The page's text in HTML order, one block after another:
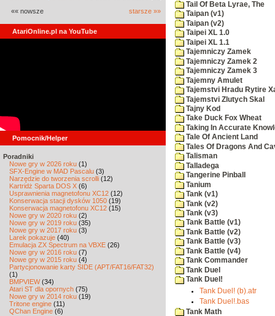
«« nowsze starsze »»
AtariOnline.pl na YouTube
Pomocnik/Helper
Poradniki
Nowe gry w 2026 roku (1)
SFX-Engine w MAD Pascalu (3)
Narzędzie do tworzenia scrolli (12)
Kartridż Sparta DOS X (6)
Usprawnienia magnetofonu XC12 (12)
Konserwacja stacji dysków 1050 (19)
Konserwacja magnetofonu XC12 (15)
Nowe gry w 2020 roku (2)
Nowe gry w 2019 roku (35)
Nowe gry w 2017 roku (3)
Larek pokazuje (40)
Emulacja ZX Spectrum na VBXE (26)
Nowe gry w 2016 roku (7)
Nowe gry w 2015 roku (4)
Partycjonowanie karty SIDE (APT/FAT16/FAT32)
(1)
BMPVIEW(34)
Atari ST dla opornych (75)
Nowe gry w 2014 roku (19)
Tritone engine (11)
QChan Engine (6)
Tail Of Beta Lyrae, The
Taipan (v1)
Taipan (v2)
Taipei XL 1.0
Taipei XL 1.1
Tajemniczy Zamek
Tajemniczy Zamek 2
Tajemniczy Zamek 3
Tajemny Amulet
Tajemstvi Hradu Rytire
Tajemstvi Zlutych Skal
Tajny Kod
Take Duck Fox Wheat
Taking In Accurate
Tale Of Ancient Land
Tales Of Dragons And
Talisman
Talladega
Tangerine Pinball
Tanium
Tank (v1)
Tank (v2)
Tank (v3)
Tank Battle (v1)
Tank Battle (v2)
Tank Battle (v3)
Tank Battle (v4)
Tank Commander
Tank Duel
Tank Duel!
Tank Duel! (b).atr
Tank Duel!.bas
Tank Math